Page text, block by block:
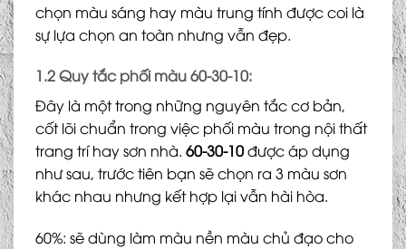
chọn màu sáng hay màu trung tính được coi là
sự lựa chọn an toàn nhưng vẫn đẹp.
1.2 Quy tắc phối màu 60-30-10:
Đây là một trong những nguyên tắc cơ bản,
cốt lõi chuẩn trong việc phối màu trong nội thất
trang trí hay sơn nhà. 60-30-10được áp dụng
như sau, trước tiên bạn sẽ chọn ra 3 màu sơn
khác nhau nhưng kết hợp lại vẫn hài hòa.
60%: sẽ dùng làm màu nền màu chủ đạo cho